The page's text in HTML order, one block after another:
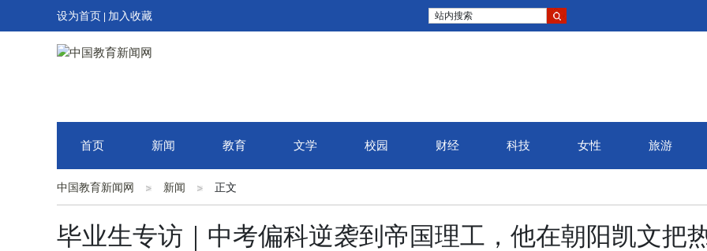
设为首页 加入收藏 站内搜索
首页 新闻 教育 文学 校园 财经 科技 女性 旅游
中国教育新闻网 新闻 正文
毕业生专访｜中考偏科逆袭到帝国理工，他在朝阳凯文把
弦高城
官，八千余